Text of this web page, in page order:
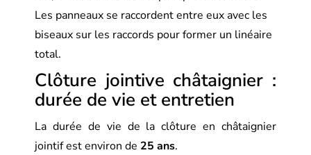
Les panneaux se raccordent entre eux avec les
biseaux sur les raccords pour former un linéaire
total.
Clôture jointive châtaignier :
durée de vie et entretien
La durée de vie de la clôture en châtaignier
jointif est environ de 25 ans.